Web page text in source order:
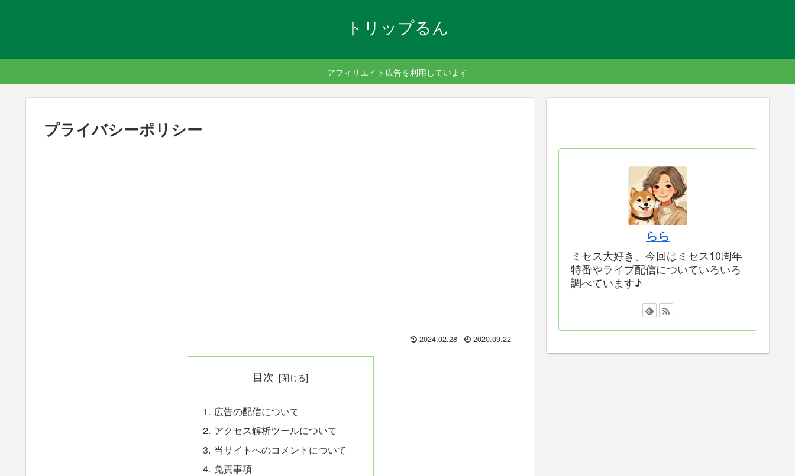
トリップるん
アフィリエイト広告を利用しています
プライバシーポリシー
2024.02.28 2020.09.22
目次
広告の配信について
アクセス解析ツールについて
当サイトへのコメントについて
免責事項
らら
ミセス大好き。今回はミセス10周年
特番やライブ配信についていろいろ
調べています♪